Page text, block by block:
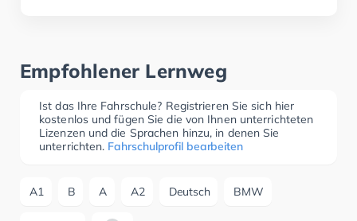
Empfohlener Lernweg
Ist das Ihre Fahrschule? Registrieren Sie sich hier
kostenlos und fügen Sie die von Ihnen unterrichteten
Lizenzen und die Sprachen hinzu, in denen Sie
unterrichten. Fahrschulprofil bearbeiten
A1 B A A2 Deutsch BMW